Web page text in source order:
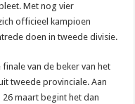
Met nog vier
officieel kampioen
doen in tweede divisie.
van de beker van het
tweede provinciale. Aan
maart begint het dan